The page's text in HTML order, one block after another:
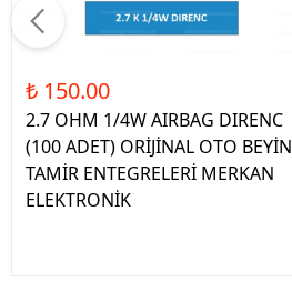
₺ 150.00
2.7 OHM 1/4W AIRBAG DIRENC
(100 ADET) ORİJİNAL OTO BEYİN
TAMİR ENTEGRELERİ MERKAN
ELEKTRONİK